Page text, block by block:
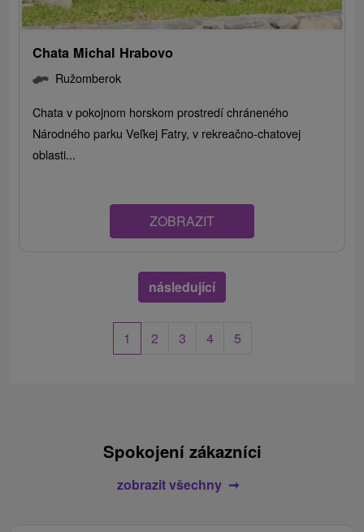
Chata Michal Hrabovo
Ružomberok
Chata v pokojnom horskom prostredí chráneného
Národného parku Veľkej Fatry, v rekreačno-chatovej
oblasti...
ZOBRAZIT
následující
1 2 3 4 5
Spokojení zákazníci
zobrazit všechny